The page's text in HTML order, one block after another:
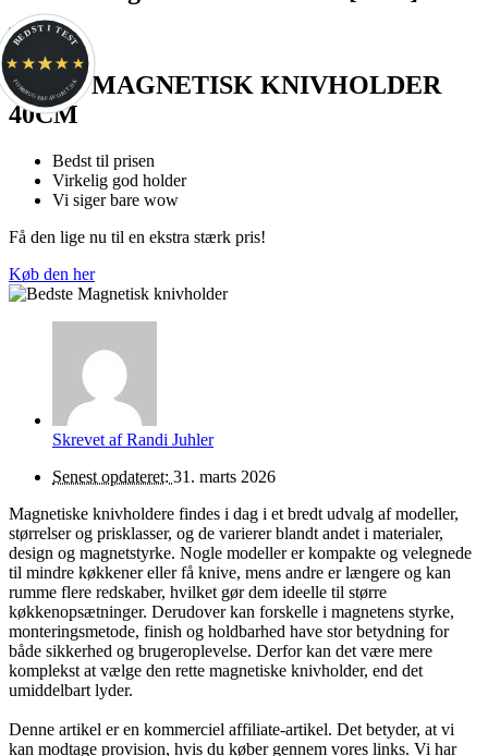
BEDST I TEST
FORBRUGERFAVORIT.DK
ONYX MAGNETISK KNIVHOLDER
40CM
Bedst til prisen
Virkelig god holder
Vi siger bare wow
Få den lige nu til en ekstra stærk pris!
Køb den her
Skrevet afRandi Juhler
Senest opdateret: 31. marts 2026
Magnetiske knivholdere findes i dag i et bredt udvalg af modeller,
størrelser og prisklasser, og de varierer blandt andet i materialer,
design og magnetstyrke. Nogle modeller er kompakte og velegnede
til mindre køkkener eller få knive, mens andre er længere og kan
rumme flere redskaber, hvilket gør dem ideelle til større
køkkenopsætninger. Derudover kan forskelle i magnetens styrke,
monteringsmetode, finish og holdbarhed have stor betydning for
både sikkerhed og brugeroplevelse. Derfor kan det være mere
komplekst at vælge den rette magnetiske knivholder, end det
umiddelbart lyder.
Denne artikel er en kommerciel affiliate-artikel. Det betyder, at vi
kan modtage provision, hvis du køber gennem vores links. Vi har